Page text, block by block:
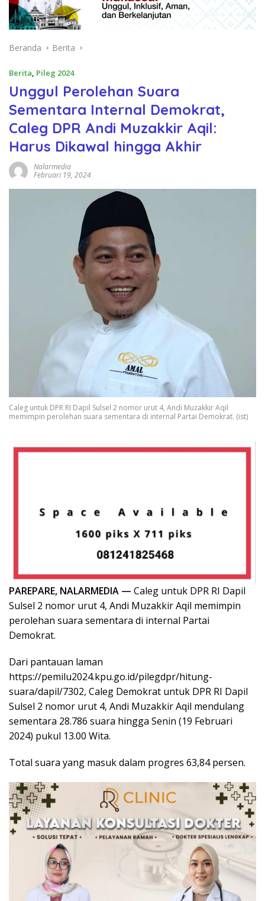
Beranda Berita
Berita, Pileg 2024
Unggul Perolehan Suara
Sementara Internal Demokrat,
Caleg DPR Andi Muzakkir Aqil:
Harus Dikawal hingga Akhir
Nalarmedia
Februari 19, 2024
Caleg untuk DPR RI Dapil Sulsel 2 nomor urut 4, Andi Muzakkir Aqil
memimpin perolehan suara sementara di internal Partai Demokrat. (ist)
PAREPARE, NALARMEDIA — Caleg untuk DPR RI Dapil
Sulsel 2 nomor urut 4, Andi Muzakkir Aqil memimpin
perolehan suara sementara di internal Partai
Demokrat.
Dari pantauan laman
https://pemilu2024.kpu.go.id/pilegdpr/hitung-
suara/dapil/7302, Caleg Demokrat untuk DPR RI Dapil
Sulsel 2 nomor urut 4, Andi Muzakkir Aqil mendulang
sementara 28.786 suara hingga Senin (19 Februari
2024) pukul 13.00 Wita.
Total suara yang masuk dalam progres 63,84 persen.